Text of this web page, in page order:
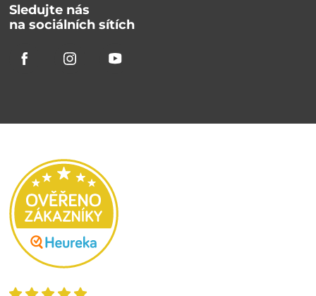
Sledujte nás
na sociálních sítích